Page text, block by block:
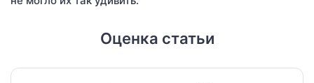
Оценка статьи